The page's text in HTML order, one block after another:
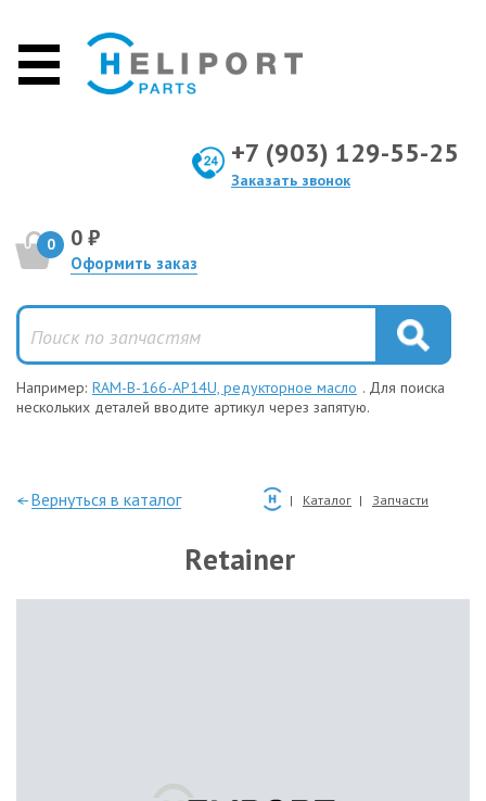
+7 (903) 129-55-25
Заказать звонок
0 0 ₽
Оформить заказ
Например: RAM-B-166-AP14U, редукторное масло . Для поиска
нескольких деталей вводите артикул через запятую.
—Вернуться в каталог Каталог Запчасти
Retainer